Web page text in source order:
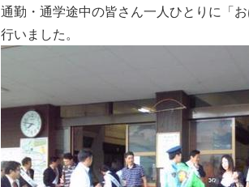
通勤・通学途中の皆さん一人ひとりに「
行いました。